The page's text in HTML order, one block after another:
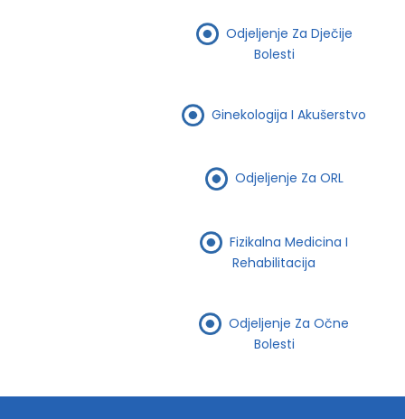
Odjeljenje Za Dječije
Bolesti
Ginekologija I Akušerstvo
Odjeljenje Za ORL
Fizikalna Medicina I
Rehabilitacija
Odjeljenje Za Očne
Bolesti